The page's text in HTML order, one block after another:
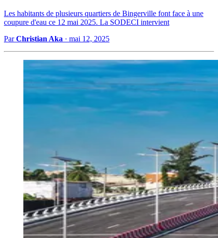
Les habitants de plusieurs quartiers de Bingerville font face à une
coupure d'eau ce 12 mai 2025. La SODECI intervient
ParChristian Aka · mai 12, 2025